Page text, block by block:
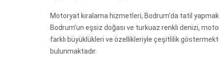
Motoryat kiralama hizmetleri, Bodrum’da tatil
Bodrum’un eşsiz doğası ve turkuaz renkli denizi,
farklı büyüklükleri ve özellikleriyle çeşitlilik
bulunmaktadır.